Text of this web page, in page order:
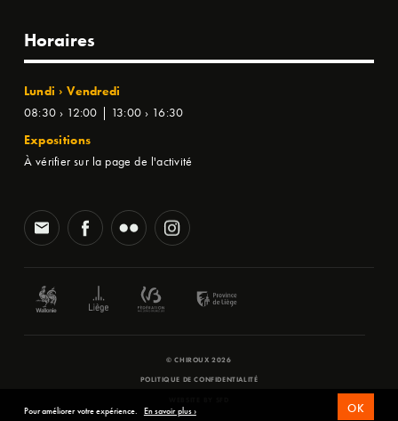
Horaires
Lundi › Vendredi
08:30 › 12:00 | 13:00 › 16:30
Expositions
À vérifier sur la page de l'activité
© CHIROUX 2026
POLITIQUE DE CONFIDENTIALITÉ
Pour améliorer votre expérience. En savoir plus › OK